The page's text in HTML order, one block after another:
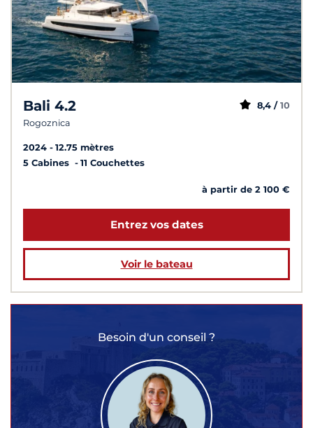
Bali 4.2
Rogoznica
8,4 / 10
2024
12.75 mètres
5 Cabines
11 Couchettes
à partir de 2 100 €
Entrez vos dates
Voir le bateau
Besoin d'un conseil ?